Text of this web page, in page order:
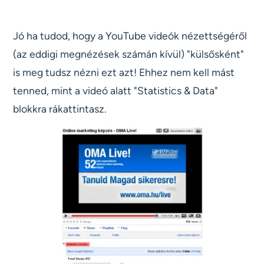
Jó ha tudod, hogy a YouTube videók nézettségéről
(az eddigi megnézések számán kívül) "külsősként"
is meg tudsz nézni ezt azt! Ehhez nem kell mást
tenned, mint a videó alatt "Statistics & Data"
blokkra rákattintasz.